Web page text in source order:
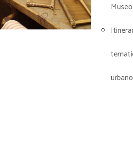
Museo
urbano